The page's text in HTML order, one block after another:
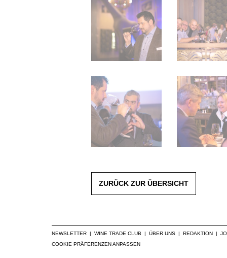
ZURÜCK ZUR ÜBERSICHT
NEWSLETTER | WINE TRADE CLUB | ÜBER UNS | REDAKTION |
COOKIE PRÄFERENZEN ANPASSEN